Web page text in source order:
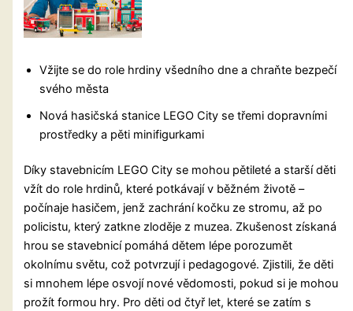
Vžijte se do role hrdiny všedního dne a chraňte bezpečí
svého města
Nová hasičská stanice LEGO City se třemi dopravními
prostředky a pěti minifigurkami
Díky stavebnicím LEGO City se mohou pětileté a starší děti
vžít do role hrdinů, které potkávají v běžném životě –
počínaje hasičem, jenž zachrání kočku ze stromu, až po
policistu, který zatkne zloděje z muzea. Zkušenost získaná
hrou se stavebnicí pomáhá dětem lépe porozumět
okolnímu světu, což potvrzují i pedagogové. Zjistili, že děti
si mnohem lépe osvojí nové vědomosti, pokud si je mohou
prožít formou hry. Pro děti od čtyř let, které se zatím s